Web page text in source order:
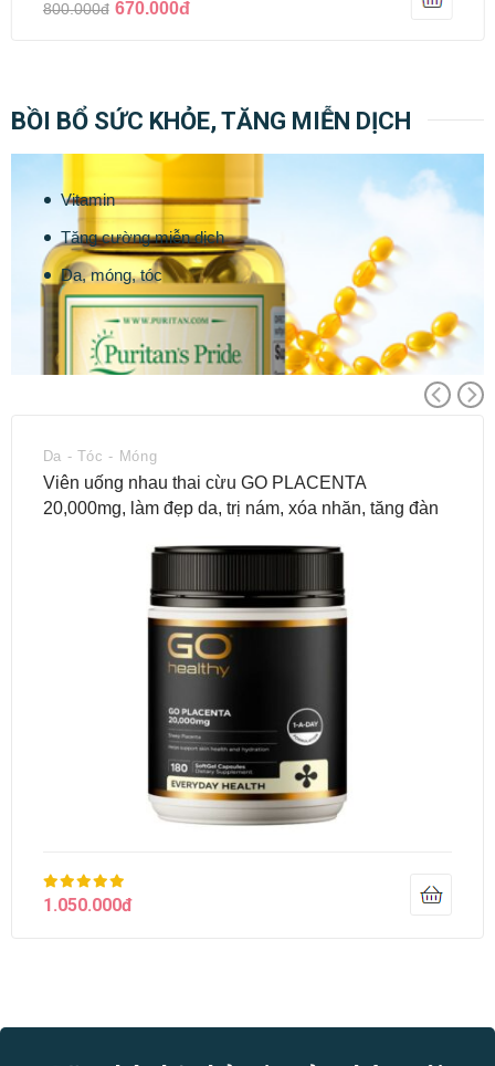
800.000đ 670.000đ
BỒI BỔ SỨC KHỎE, TĂNG MIỄN DỊCH
Vitamin
Tăng cường miễn dịch
Da, móng, tóc
Da - Tóc - Móng
Viên uống nhau thai cừu GO PLACENTA
20,000mg, làm đẹp da, trị nám, xóa nhăn, tăng đàn
1.050.000đ